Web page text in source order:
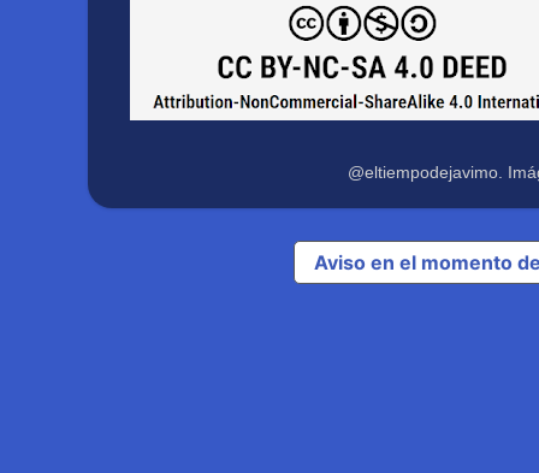
@eltiempodejavimo.
Aviso en el momento